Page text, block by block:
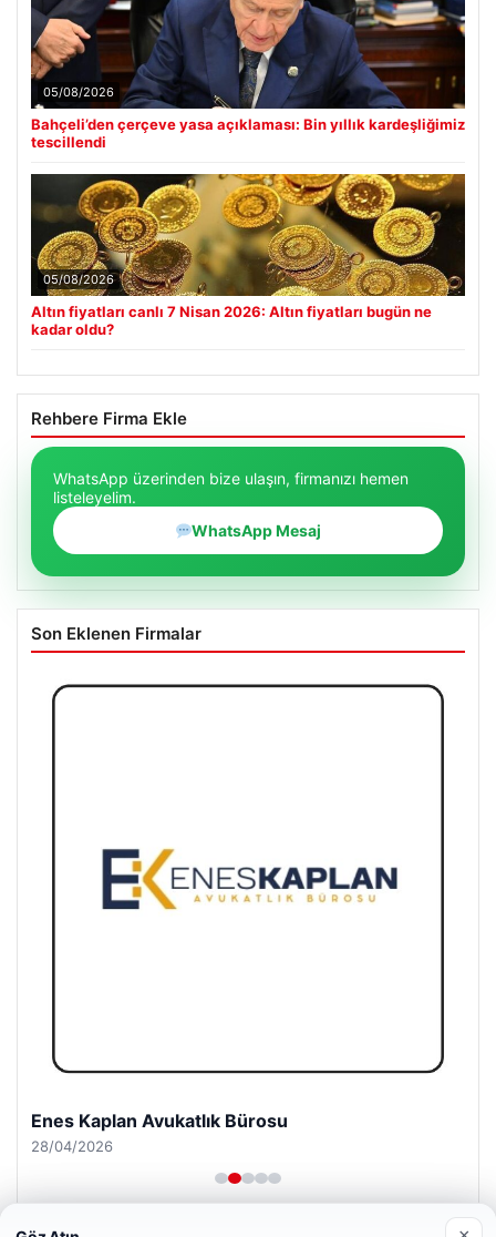
05/08/2026
Bahçeli’den çerçeve yasa açıklaması: Bin yıllık kardeşliğimiz
tescillendi
05/08/2026
Altın fiyatları canlı 7 Nisan 2026: Altın fiyatları bugün ne
kadar oldu?
Rehbere Firma Ekle
WhatsApp üzerinden bize ulaşın, firmanızı hemen
listeleyelim.
WhatsApp Mesaj
Son Eklenen Firmalar
Enes Kaplan Avukatlık Bürosu
28/04/2026